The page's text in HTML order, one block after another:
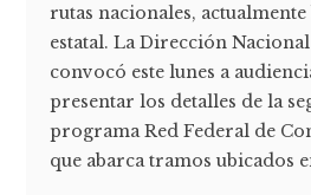
rutas nacionales,
estatal. La Dirección
convocó este lunes a
presentar los detalles de la
programa Red Federal de
que abarca tramos ubicados